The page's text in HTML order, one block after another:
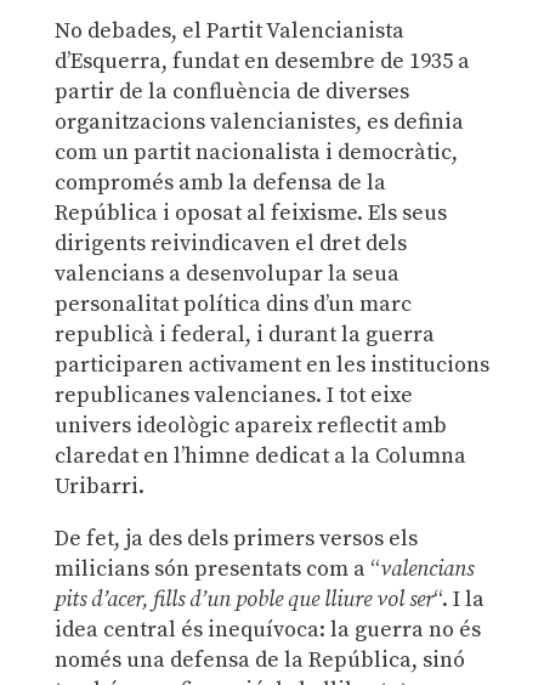
No debades, el Partit Valencianista
d’Esquerra, fundat en desembre de 1935 a
partir de la confluència de diverses
organitzacions valencianistes, es definia
com un partit nacionalista i democràtic,
compromés amb la defensa de la
República i oposat al feixisme. Els seus
dirigents reivindicaven el dret dels
valencians a desenvolupar la seua
personalitat política dins d’un marc
republicà i federal, i durant la guerra
participaren activament en les institucions
republicanes valencianes. I tot eixe
univers ideològic apareix reflectit amb
claredat en l’himne dedicat a la Columna
Uribarri.
De fet, ja des dels primers versos els
milicians són presentats com a “valencians
pits d’acer, fills d’un poble que lliure vol ser“. I la
idea central és inequívoca: la guerra no és
només una defensa de la República, sinó